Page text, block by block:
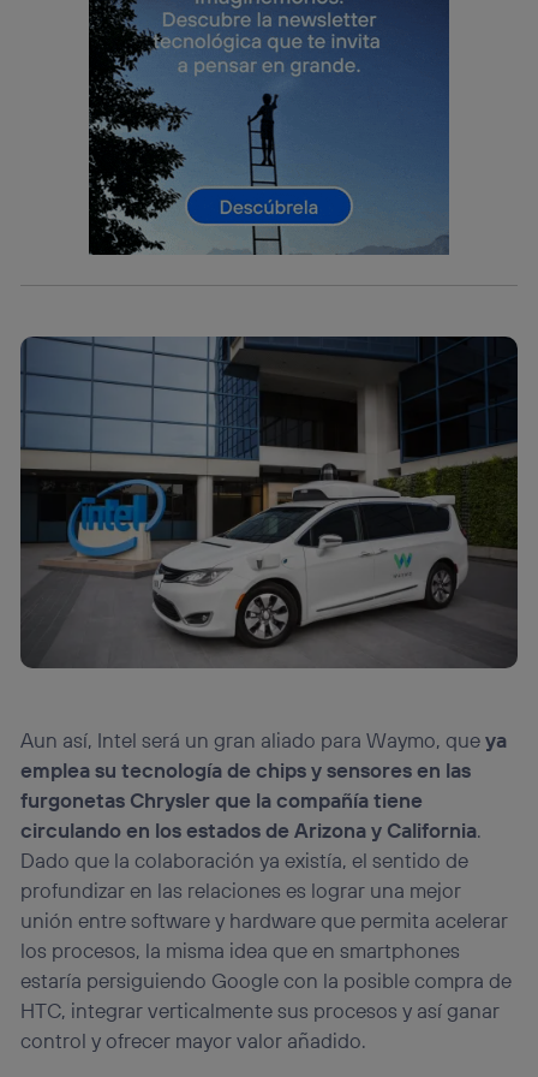
Aun así, Intel será un gran aliado para Waymo, queya
emplea su tecnología de chips y sensores en las
furgonetas Chrysler que la compañía tiene
circulando en los estados de Arizona y California.
Dado que la colaboración ya existía, el sentido de
profundizar en las relaciones es lograr una mejor
unión entre software y hardware que permita acelerar
los procesos, la misma idea que en smartphones
estaría persiguiendo Google con la posible compra de
HTC, integrar verticalmente sus procesos y así ganar
control y ofrecer mayor valor añadido.
actividades de navegación de los miembros del hogar
que hayan dado su consentimiento.
Si utilizas
datos móviles
, el marketing será más
personalizado, ya que se basará únicamente en la
navegación del usuario del móvil.
Puedes gestionar los consentimientos Utiq seleccionando
“Administrar Utiq” en la parte inferior de esta página web o
visitando el portal de privacidad de Utiq
(“consenthub”)
. Para más información, consulta
política de privacidad de Utiq.